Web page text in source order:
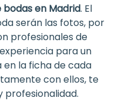
en Madrid. El
serán las fotos, por
profesionales de
para un
en la ficha de cada
con ellos, te
profesionalidad.